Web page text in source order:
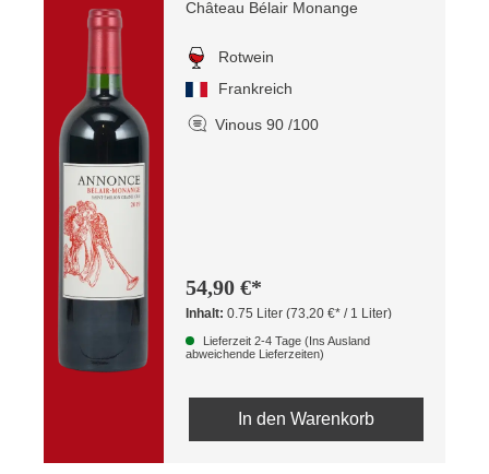
Château Bélair Monange
Rotwein
Frankreich
Vinous 90 /100
54,90 €*
Inhalt:0.75 Liter(73,20 €* / 1 Liter)
Lieferzeit 2-4 Tage (Ins Ausland
abweichende Lieferzeiten)
In den Warenkorb